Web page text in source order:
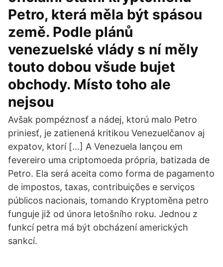
Petro, která měla být spásou
země. Podle plánů
venezuelské vlády s ní měly
touto dobou všude bujet
obchody. Místo toho ale
nejsou
Avšak pompéznosť a nádej, ktorú malo Petro
priniesť, je zatienená kritikou Venezuelčanov aj
expatov, ktorí […] A Venezuela lançou em
fevereiro uma criptomoeda própria, batizada de
Petro. Ela será aceita como forma de pagamento
de impostos, taxas, contribuições e serviços
públicos nacionais, tomando Kryptoměna petro
funguje již od února letošního roku. Jednou z
funkcí petra má být obcházení amerických
sankcí.